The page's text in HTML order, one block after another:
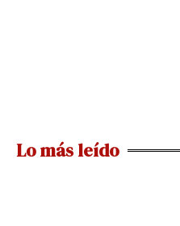
Lo más leído